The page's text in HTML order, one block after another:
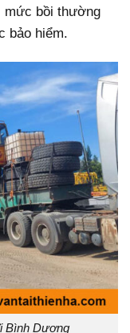
mức bồi thường
bảo hiểm.
Bình Dương